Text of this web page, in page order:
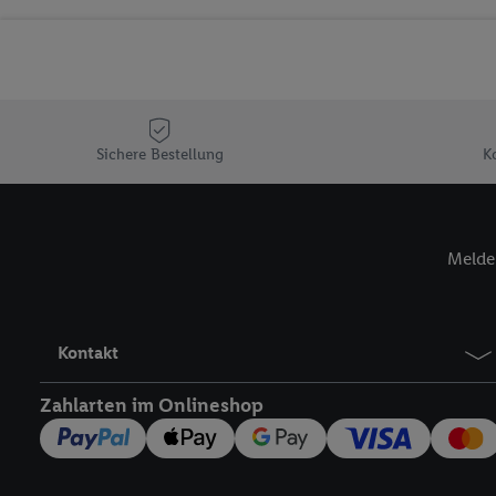
Sichere Bestellung
Kontakt
Zahlarten im Onlineshop
Sofern Sie hier Ihre
Plus-Konto einloggen,
zu erstellen (die
können, um Sie in
Hierzu wird von uns
Zudem erlauben Sie
den Lidl-Diensten
Wenn das der Fall ist,
Kundenkonto-
Insbesondere können
Nutzung der Utiq-
widerrufen - jederzeit
Telekommunikations-